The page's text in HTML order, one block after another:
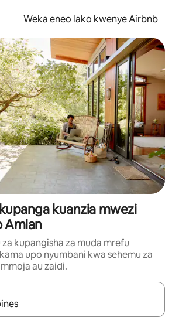
Weka eneo lako kwenye Airbnb
kuanzia mwezi
Amlan
kupangisha za muda mrefu
upo nyumbani kwa sehemu za
au zaidi.
yanapatikana, vinjari kwa kutumia vitufe vya